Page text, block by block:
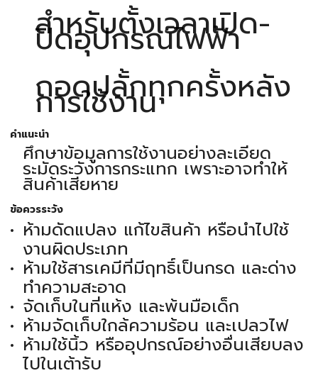
สำหรับตั้งเวลาเปิด-
ปิดอุปกรณ์ไฟฟ้า
ถอดปลั้กทุกครั้งหลัง
การใช้งาน
คำแนะนำ
ศึกษาข้อมูลการใช้งานอย่างละเอียด
ระมัดระวังการกระแทก เพราะอาจทำให้
สินค้าเสียหาย
ข้อควรระวัง
ห้ามดัดแปลง แก้ไขสินค้า หรือนำไปใช้
งานผิดประเภท
ห้ามใช้สารเคมีที่มีฤทธิ์เป็นกรด และด่าง
ทำความสะอาด
จัดเก็บในที่แห้ง และพ้นมือเด็ก
ห้ามจัดเก็บใกล้ความร้อน และเปลวไฟ
ห้ามใช้นิ้ว หรืออุปกรณ์อย่างอื่นเสียบลง
ไปในเต้ารับ